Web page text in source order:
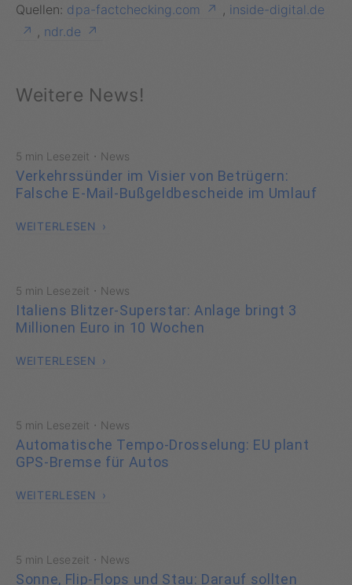
Quellen: dpa-factchecking.com , inside-digital.de
, ndr.de
Weitere News!
5 min Lesezeit · News
Verkehrssünder im Visier von Betrügern:
Falsche E-Mail-Bußgeldbescheide im Umlauf
WEITERLESEN
5 min Lesezeit · News
Italiens Blitzer-Superstar: Anlage bringt 3
Millionen Euro in 10 Wochen
WEITERLESEN
5 min Lesezeit · News
Automatische Tempo-Drosselung: EU plant
GPS-Bremse für Autos
WEITERLESEN
5 min Lesezeit · News
Sonne, Flip-Flops und Stau: Darauf sollten